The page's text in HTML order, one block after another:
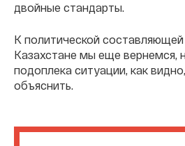
двойные стандарты.
К политической
Казахстане мы еще вернемся,
подоплека ситуации, как
объяснить.